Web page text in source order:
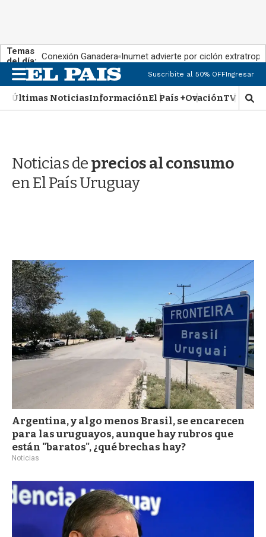
Temas
del día: Conexión Ganadera Inumet advierte por ciclón
M
e
n
u
Suscribite al 50% OFFIngresar
Últimas NoticiasInformaciónEl País +OvaciónTV Show
M
o
d
Noticias deprecios al consumo
en El País Uruguay
Argentina, y algo menos Brasil, se encarecen
para las uruguayos, aunque hay rubros que
están "baratos", ¿qué brechas hay?
Noticias